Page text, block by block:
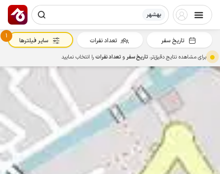
بهشهر
تاریخ سفر تعداد نفرات
1
سایر فیلترها
برای مشاهده نتایج دقیق‌تر، تاریخ سفرو تعداد نفراترا انتخاب نمایید